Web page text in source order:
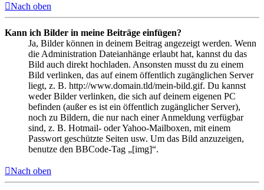
Nach oben
Kann ich Bilder in meine Beiträge einfügen?
Ja, Bilder können in deinem Beitrag angezeigt werden. Wenn
die Administration Dateianhänge erlaubt hat, kannst du das
Bild auch direkt hochladen. Ansonsten musst du zu einem
Bild verlinken, das auf einem öffentlich zugänglichen Server
liegt, z. B. http://www.domain.tld/mein-bild.gif. Du kannst
weder Bilder verlinken, die sich auf deinem eigenen PC
befinden (außer es ist ein öffentlich zugänglicher Server),
noch zu Bildern, die nur nach einer Anmeldung verfügbar
sind, z. B. Hotmail- oder Yahoo-Mailboxen, mit einem
Passwort geschützte Seiten usw. Um das Bild anzuzeigen,
benutze den BBCode-Tag „[img]“.
Nach oben